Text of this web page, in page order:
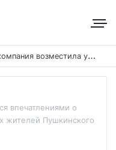
Н
а Кубани золотодобывающая компания возместила ущерб рекам на сумму почти 28 млн рублей
впечатлениями о
жителей Пушкинского